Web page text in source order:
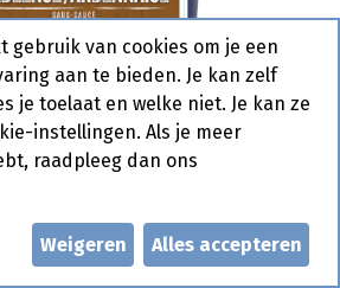
La William
gebruik van cookies om je een
aan te bieden. Je kan zelf
je toelaat en welke niet. Je kan ze
instellingen. Als je meer
raadpleeg dan ons
Weigeren Alles accepteren